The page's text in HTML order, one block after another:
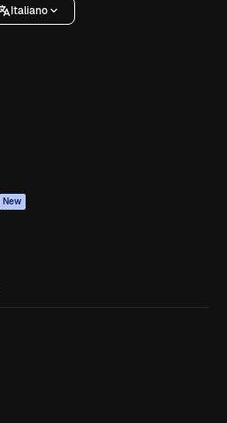
Italiano
New